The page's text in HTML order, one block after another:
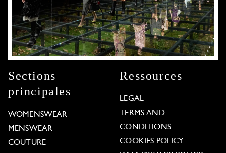
Sections
principales
WOMENSWEAR
MENSWEAR
COUTURE
Ressources
LEGAL
TERMS AND
CONDITIONS
COOKIES POLICY